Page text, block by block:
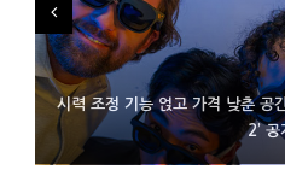
시력 조정 기능 얹고 가격 낮춘 공
2’ 공
D램 부족에 10억달러어치 아이
300~400달러 반지형 스